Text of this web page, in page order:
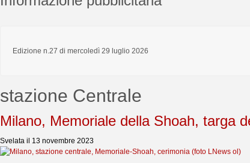
Edizione n.27 di mercoledì 29 luglio 2026
stazione Centrale
Milano, Memoriale della Shoah, targa
Svelata il 13 novembre 2023